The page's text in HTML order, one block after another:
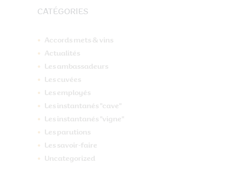
CATÉGORIES
Accords mets & vins
Actualités
Les ambassadeurs
Les cuvées
Les employés
Les instantanés "cave"
Les instantanés "vigne"
Les parutions
Les savoir-faire
Uncategorized